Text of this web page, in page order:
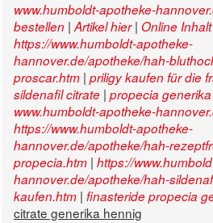
www.humboldt-apotheke-
bestellen | Artikel hier| Online Inhalt
https://www.humboldt-apotheke-
hannover.de/apotheke/hah-
proscar.htm | priligy kaufen für die
sildenafil citrate | propecia
www.humboldt-apotheke-
https://www.humboldt-apotheke-
hannover.de/apotheke/hah-
propecia.htm | https://
hannover.de/apotheke/hah-
kaufen.htm | finasteride propecia
citrate generika hennig